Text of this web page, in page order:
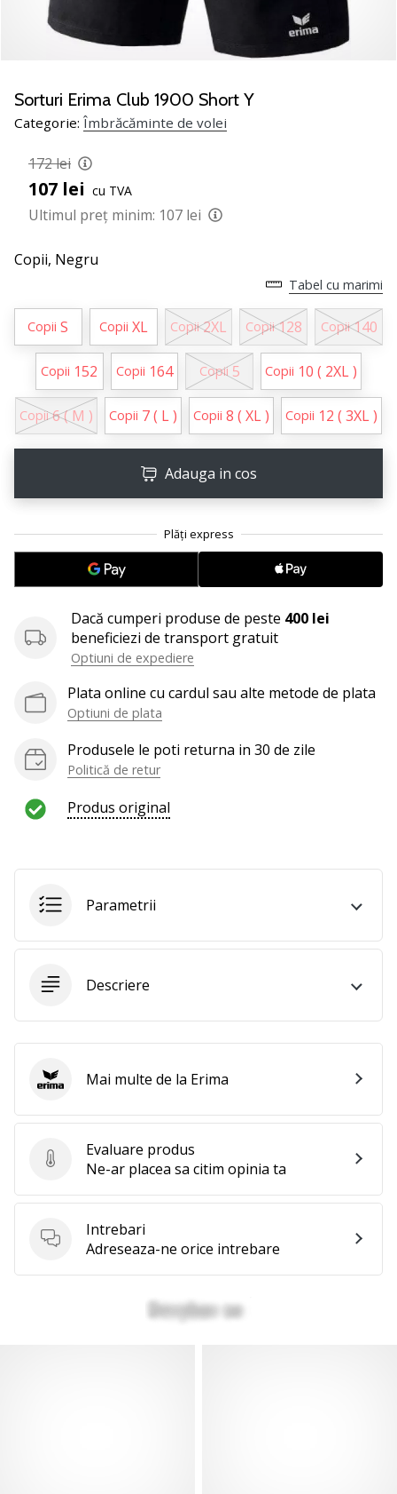
jucătorii
de
Crăciun
jucătorii
de
ne
ajutăm
să
cadoul
perfect!
Găsesti
pantofi,
•
2 min. de lectura
Devino
al
brandului
de
volei
un
al
voleiului
Alătură-
ca
Ambasador
Afiseaza
Sorturi Erima Club 1900 Short Y
Categorie: Îmbrăcăminte de volei
172 lei
107 lei cu TVA
Ultimul preț minim: 107 lei
Copii, Negru
Tabel cu marimi
Copii S Copii XL Copii 2XL Copii 128 Copii 140
Copii 152 Copii 164 Copii 5 Copii 10 ( 2XL )
Copii 6 ( M ) Copii 7 ( L ) Copii 8 ( XL ) Copii 12 ( 3XL )
Adauga in cos
Dacă cumperi produse de peste 400 lei
beneficiezi de transport gratuit
Optiuni de expediere
Plata online cu cardul sau alte metode de plata
Optiuni de plata
Produsele le poti returna in 30 de zile
Politică de retur
Produs original
Parametrii
Descriere
Evaluare produs
Evaluare produs
Ne-ar placea sa citim opinia ta
Intrebari
Intrebari
Adreseaza-ne orice intrebare
ErimaMai multe de la Erima